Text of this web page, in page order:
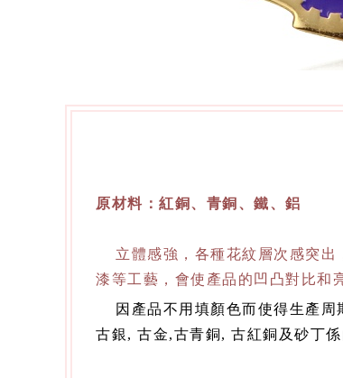
原材料：紅銅、青銅、鐵、鋁
立體感強，各種花紋層次感突出
漆等工藝，會使產品的凹凸對比和
因產品不用填顏色而使得生產周
古銀, 古金,古青銅, 古紅銅及砂丁